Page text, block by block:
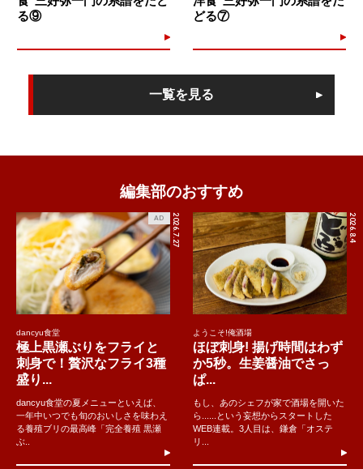
る⑨
どる⑦
一覧を見る
編集部のおすすめ
2026.7.27
AD
dancyu食堂
極上黒瀬ぶりをフライと
刺身で！贅沢なフライ3種
盛り...
dancyu食堂の夏メニューといえば、
一年中いつでも旬のおいしさを味わえ
る養殖ブリの最高峰「完全養殖 黒瀬
ぶ..
2026.8.4
ようこそ!俺酒場
ほぼ刺身! 揚げ時間はわず
か5秒。生姜醤油でさっ
ぱ...
もし、あのシェフが家で酒場を開いた
ら......という妄想からスタートした
WEB連載。3人目は、鎌倉「オステ
リ...